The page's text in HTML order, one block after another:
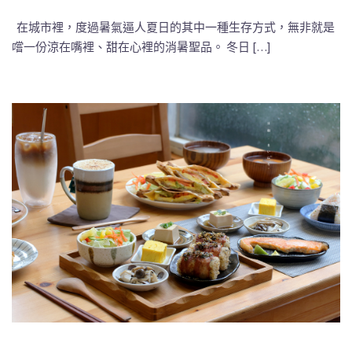
在城市裡，度過暑氣逼人夏日的其中一種生存方式，無非就是
嚐一份涼在嘴裡、甜在心裡的消暑聖品。 冬日 […]